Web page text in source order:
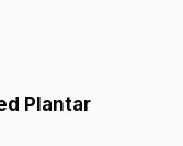
Plantar